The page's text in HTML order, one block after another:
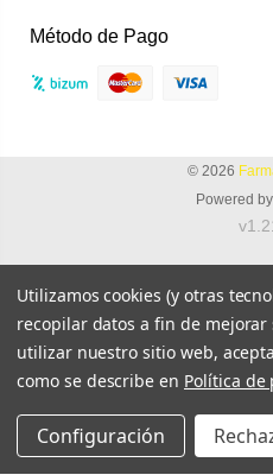
Método de Pago
© 2026
Powered by
Utilizamos cookies (y otras
recopilar datos a fin de
utilizar nuestro sitio web,
como se describe en Política de
Configuración